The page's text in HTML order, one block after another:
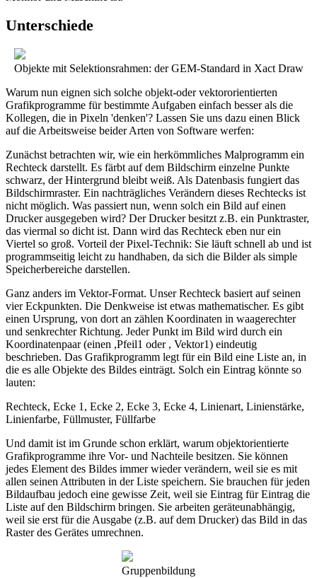
Unterschiede
Objekte mit Selektionsrahmen: der GEM-Standard in Xact Draw
Warum nun eignen sich solche objekt-oder vektororientierten
Grafikprogramme für bestimmte Aufgaben einfach besser als die
Kollegen, die in Pixeln 'denken'? Lassen Sie uns dazu einen Blick
auf die Arbeitsweise beider Arten von Software werfen:
Zunächst betrachten wir, wie ein herkömmliches Malprogramm ein
Rechteck darstellt. Es färbt auf dem Bildschirm einzelne Punkte
schwarz, der Hintergrund bleibt weiß. Als Datenbasis fungiert das
Bildschirmraster. Ein nachträgliches Verändern dieses Rechtecks ist
nicht möglich. Was passiert nun, wenn solch ein Bild auf einen
Drucker ausgegeben wird? Der Drucker besitzt z.B. ein Punktraster,
das viermal so dicht ist. Dann wird das Rechteck eben nur ein
Viertel so groß. Vorteil der Pixel-Technik: Sie läuft schnell ab und ist
programmseitig leicht zu handhaben, da sich die Bilder als simple
Speicherbereiche darstellen.
Ganz anders im Vektor-Format. Unser Rechteck basiert auf seinen
vier Eckpunkten. Die Denkweise ist etwas mathematischer. Es gibt
einen Ursprung, von dort an zählen Koordinaten in waagerechter
und senkrechter Richtung. Jeder Punkt im Bild wird durch ein
Koordinatenpaar (einen ,Pfeil1 oder , Vektor1) eindeutig
beschrieben. Das Grafikprogramm legt für ein Bild eine Liste an, in
die es alle Objekte des Bildes einträgt. Solch ein Eintrag könnte so
lauten:
Rechteck, Ecke 1, Ecke 2, Ecke 3, Ecke 4, Linienart, Linienstärke,
Linienfarbe, Füllmuster, Füllfarbe
Und damit ist im Grunde schon erklärt, warum objektorientierte
Grafikprogramme ihre Vor- und Nachteile besitzen. Sie können
jedes Element des Bildes immer wieder verändern, weil sie es mit
allen seinen Attributen in der Liste speichern. Sie brauchen für jeden
Bildaufbau jedoch eine gewisse Zeit, weil sie Eintrag für Eintrag die
Liste auf den Bildschirm bringen. Sie arbeiten geräteunabhängig,
weil sie erst für die Ausgabe (z.B. auf dem Drucker) das Bild in das
Raster des Gerätes umrechnen.
Gruppenbildung